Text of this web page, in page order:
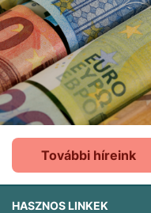
További híreink
HASZNOS LINKEK